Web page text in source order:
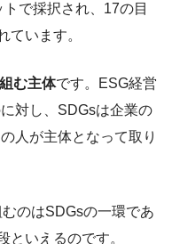
で採択され、17の目
ています。
む主体です。ESG経営
対し、SDGsは企業の
人が主体となって取り
のはSDGsの一環であ
といえるのです。